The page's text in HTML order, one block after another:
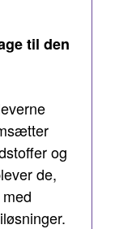
til den
og
de,